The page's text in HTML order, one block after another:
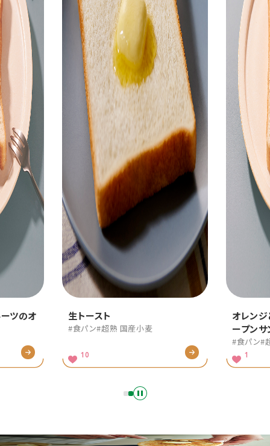
ツのオ 生トースト
#食パン#超熟 国産小麦
10
オレン
ープンサ
#食パン#
1